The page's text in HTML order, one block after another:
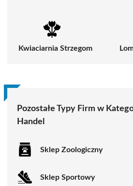
Kwiaciarnia Strzegom
Pozostałe Typy Firm w
Handel
Sklep Zoologiczny
Sklep Sportowy